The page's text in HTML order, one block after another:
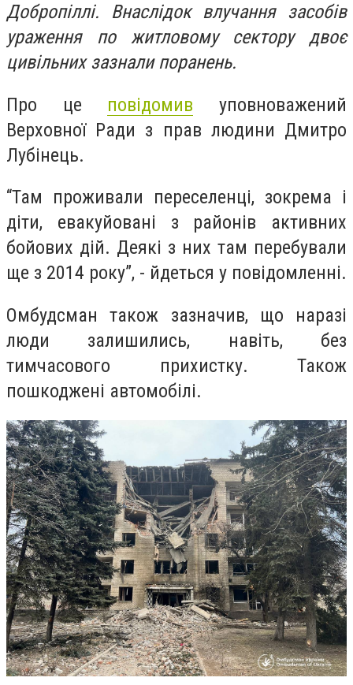
Добропіллі. Внаслідок влучання засобів
ураження по житловому сектору двоє
цивільних зазнали поранень.
Про це повідомив уповноважений
Верховної Ради з прав людини Дмитро
Лубінець.
“Там проживали переселенці, зокрема і
діти, евакуйовані з районів активних
бойових дій. Деякі з них там перебували
ще з 2014 року”, - йдеться у повідомленні.
Омбудсман також зазначив, що наразі
люди залишились, навіть, без
тимчасового прихистку. Також
пошкоджені автомобілі.